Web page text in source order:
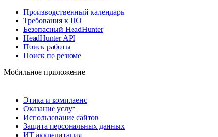
Производственный календарь
Требования к ПО
Безопасный HeadHunter
HeadHunter API
Поиск работы
Поиск по резюме
Мобильное приложение
Этика и комплаенс
Оказание услуг
Использование сайтов
Защита персональных данных
ИТ аккредитация